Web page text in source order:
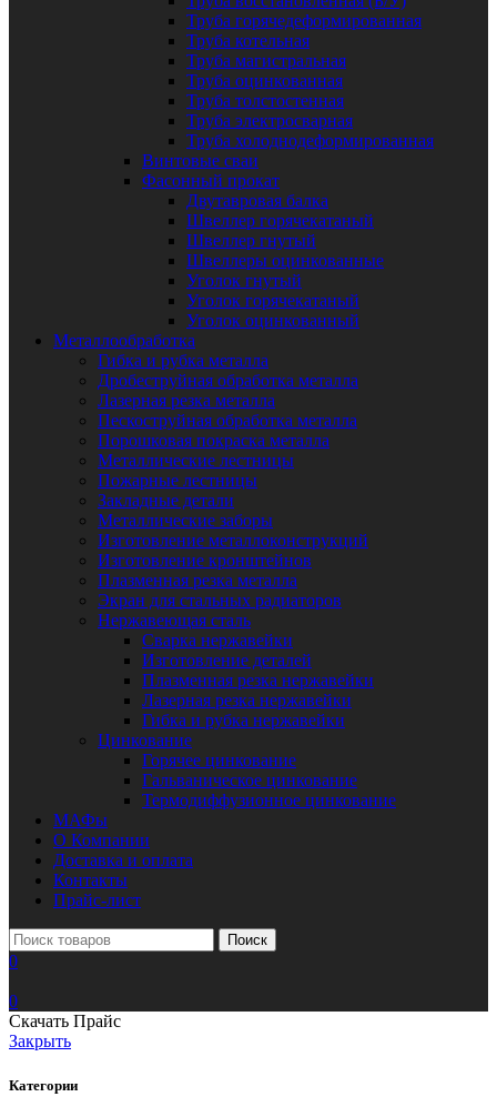
Труба горячедеформированная
Труба котельная
Труба магистральная
Труба оцинкованная
Труба толстостенная
Труба электросварная
Труба холоднодеформированная
Винтовые сваи
Фасонный прокат
Двутавровая балка
Швеллер горячекатаный
Швеллер гнутый
Швеллеры оцинкованные
Уголок гнутый
Уголок горячекатаный
Уголок оцинкованный
Металлообработка
Гибка и рубка металла
Дробеструйная обработка металла
Лазерная резка металла
Пескоструйная обработка металла
Порошковая покраска металла
Металлические лестницы
Пожарные лестницы
Закладные детали
Металлические заборы
Изготовление металлоконструкций
Изготовление кронштейнов
Плазменная резка металла
Экран для стальных радиаторов
Нержавеющая сталь
Сварка нержавейки
Изготовление деталей
Плазменная резка нержавейки
Лазерная резка нержавейки
Гибка и рубка нержавейки
Цинкование
Горячее цинкование
Гальваническое цинкование
Термодиффузионное цинкование
МАФы
О Компании
Доставка и оплата
Контакты
Прайс-лист
Поиск
0
0
Скачать Прайс
Закрыть
Категории